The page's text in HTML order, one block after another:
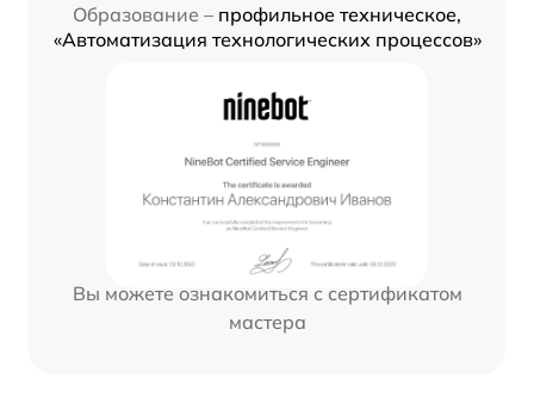
Образование – профильное техническое,
«Автоматизация технологических процессов»
Вы можете ознакомиться с сертификатом
мастера